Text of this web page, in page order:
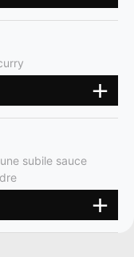
subile sauce